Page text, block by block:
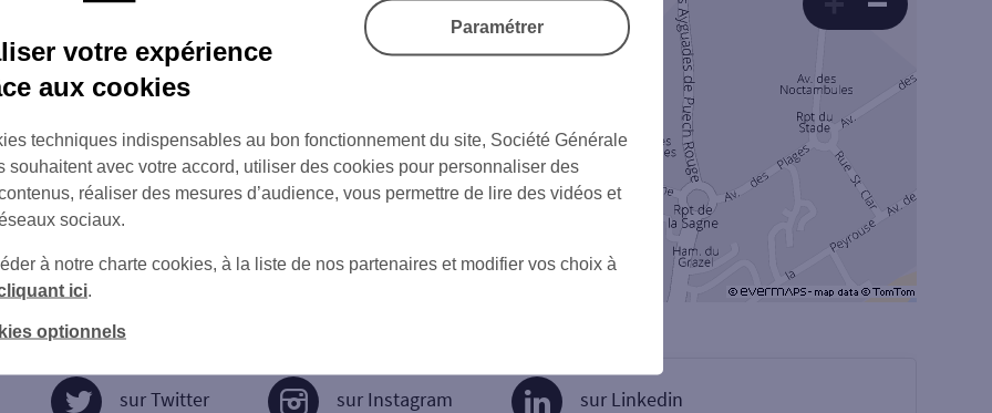
sur Twitter sur Instagram sur Linkedin
votre expérience
aux cookies
techniques indispensables au bon fonctionnement du site, Société Générale
souhaitent avec votre accord, utiliser des cookies pour personnaliser des
réaliser des mesures d’audience, vous permettre de lire des vidéos et
sociaux.
à notre charte cookies, à la liste de nos partenaires et modifier vos choix à
ici
optionnels
Paramétrer